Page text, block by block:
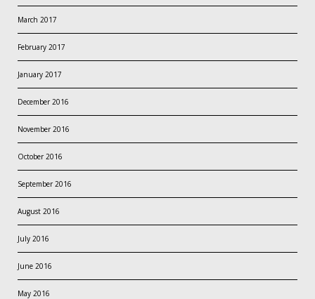
March 2017
February 2017
January 2017
December 2016
November 2016
October 2016
September 2016
August 2016
July 2016
June 2016
May 2016